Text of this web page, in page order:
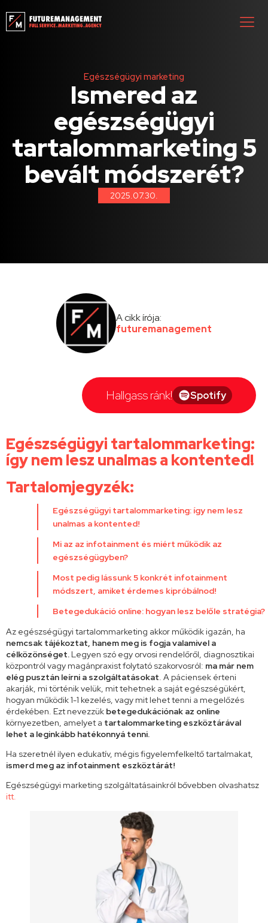
Egészségügyi marketing
Ismered az
egészségügyi
tartalommarketing 5
bevált módszerét?
2025.07.30.
A cikk írója:
futuremanagement
Hallgass ránk! Spotify
Egészségügyi tartalommarketing:
így nem lesz unalmas a kontented!
Tartalomjegyzék:
Egészségügyi tartalommarketing: így nem lesz
unalmas a kontented!
Mi az az infotainment és miért működik az
egészségügyben?
Most pedig lássunk 5 konkrét infotainment
módszert, amiket érdemes kipróbálnod!
Betegedukáció online: hogyan lesz belőle stratégia?
Az egészségügyi tartalommarketing akkor működik igazán, ha
nemcsak tájékoztat, hanem meg is fogja valamivel a
célközönséget. Legyen szó egy orvosi rendelőről, diagnosztikai
központról vagy magánpraxist folytató szakorvosról: ma már nem
elég pusztán leírni a szolgáltatásokat. A páciensek érteni
akarják, mi történik velük, mit tehetnek a saját egészségükért,
hogyan működik 1-1 kezelés, vagy mit lehet tenni a megelőzés
érdekében. Ezt nevezzük betegedukációnak az online
környezetben, amelyet a tartalommarketing eszköztárával
lehet a leginkább hatékonnyá tenni.
Ha szeretnél ilyen edukatív, mégis figyelemfelkeltő tartalmakat,
ismerd meg az infotainment eszköztárát!
Egészségügyi marketing szolgáltatásainkról bővebben olvashatsz
itt.